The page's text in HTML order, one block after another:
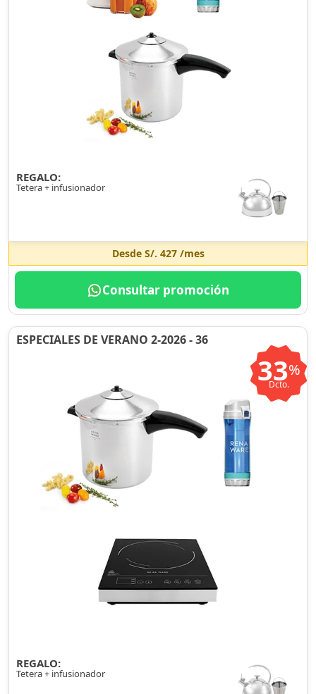
REGALO:
Tetera + infusionador
Desde S/. 427/mes
Consultar promoción
ESPECIALES DE VERANO 2-2026 - 36
33%
Dcto.
REGALO:
Tetera + infusionador